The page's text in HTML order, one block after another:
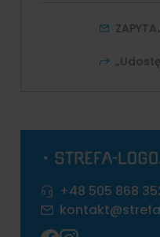
+48 505 868